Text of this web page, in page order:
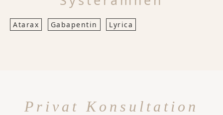
Atarax Gabapentin Lyrica
Privat Konsultation